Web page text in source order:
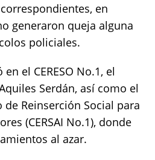
en
generaron queja alguna
policiales.
el CERESO No.1, el
Serdán, así como el
de Reinserción Social para
(CERSAI No.1), donde
al azar.